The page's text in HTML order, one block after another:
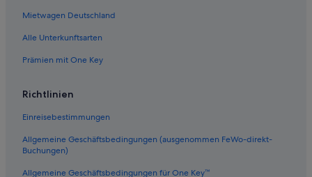
Mietwagen Deutschland
Alle Unterkunftsarten
Prämien mit One Key
Richtlinien
Einreisebestimmungen
Allgemeine Geschäftsbedingungen (ausgenommen FeWo-direkt-
Buchungen)
Allgemeine Geschäftsbedingungen für One Key™